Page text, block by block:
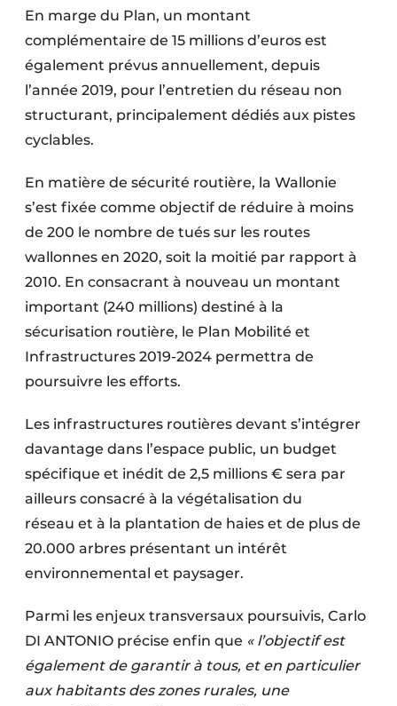
En marge du Plan, un montant
complémentaire de 15 millions d’euros est
également prévus annuellement, depuis
l’année 2019, pour l’entretien du réseau non
structurant, principalement dédiés aux pistes
cyclables.
En matière de sécurité routière, la Wallonie
s’est fixée comme objectif de réduire à moins
de 200 le nombre de tués sur les routes
wallonnes en 2020, soit la moitié par rapport à
2010. En consacrant à nouveau un montant
important (240 millions) destiné à la
sécurisation routière, le Plan Mobilité et
Infrastructures 2019-2024 permettra de
poursuivre les efforts.
Les infrastructures routières devant s’intégrer
davantage dans l’espace public, un budget
spécifique et inédit de 2,5 millions € sera par
ailleurs consacré à la végétalisation du
réseau et à la plantation de haies et de plus de
20.000 arbres présentant un intérêt
environnemental et paysager.
Parmi les enjeux transversaux poursuivis, Carlo
DI ANTONIO précise enfin que « l’objectif est
également de garantir à tous, et en particulier
aux habitants des zones rurales, une